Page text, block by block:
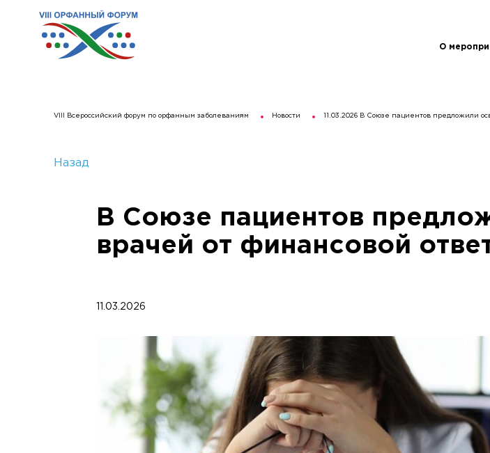
О
VIII Всероссийский форум по орфанным заболеваниям Новости 11.03.2026 В Союзе пациентов предложили
Назад
В Союзе пациентов
врачей от финансовой
11.03.2026